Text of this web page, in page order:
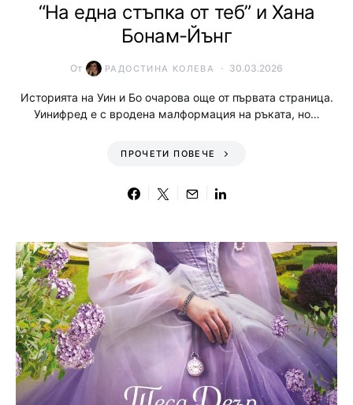
“На една стъпка от теб” и Хана
Бонам-Йънг
От РАДОСТИНА КОЛЕВА 30.03.2026
Историята на Уин и Бо очарова още от първата страница.
Уинифред е с вродена малформация на ръката, но…
ПРОЧЕТИ ПОВЕЧЕ